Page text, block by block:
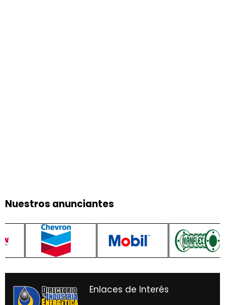
Nuestros anunciantes
Enlaces de Interés